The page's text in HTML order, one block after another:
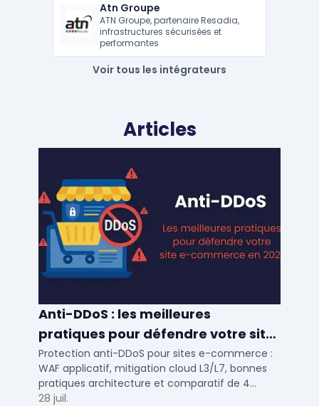
Atn Groupe
ATN Groupe, partenaire Resadia,
infrastructures sécurisées et
performantes
Voir tous les intégrateurs
Articles
Anti-DDoS : les meilleures
pratiques pour défendre votre site
e-commerce en 2025
Protection anti-DDoS pour sites e-commerce :
WAF applicatif, mitigation cloud L3/L7, bonnes
pratiques architecture et comparatif de 4
solutions testees par des DSI en 2025.
28 juil.